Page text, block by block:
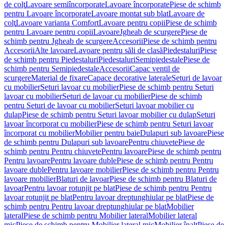
de colţLavoare semiîncorporateLavoare încorporatePiese de schimb
pentru Lavoare încorporateLavoare montat sub blatLavoare de
colţLavoare varianta ComfortLavoare pentru copiiPiese de schimb
pentru Lavoare pentru copiiLavoareJgheab de scurgerePiese de
schimb pentru Jgheab de scurgereAccesoriiPiese de schimb pentru
AccesoriiAlte lavoareLavoare pentru săli de clasăPiedestaluriPiese
de schimb pentru PiedestaluriPiedestaluriSemipiedestalePiese de
schimb pentru SemipiedestaleAccesoriiCapac ventil de
scurgereMaterial de fixareCapace decorative lateraleSeturi de lavoar
cu mobilierSeturi lavoar cu mobilierPiese de schimb pentru Seturi
lavoar cu mobilierSeturi de lavoar cu mobilierPiese de schimb
pentru Seturi de lavoar cu mobilierSeturi lavoar mobilier cu
dulapPiese de schimb pentru Seturi lavoar mobilier cu dulapSeturi
lavoar încorporat cu mobilierPiese de schimb pentru Seturi lavoar
încorporat cu mobilierMobilier pentru baieDulapuri sub lavoarePiese
de schimb pentru Dulapuri sub lavoarePentru chiuvetePiese de
schimb pentru Pentru chiuvetePentru lavoarePiese de schimb pentru
Pentru lavoarePentru lavoare dublePiese de schimb pentru Pentru
lavoare dublePentru lavoare mobilierPiese de schimb pentru Pentru
lavoare mobilierBlaturi de lavoarPiese de schimb pentru Blaturi de
lavoarPentru lavoar rotunjit pe blatPiese de schimb pentru Pentru
lavoar rotunjit pe blatPentru lavoar dreptunghiular pe blatPiese de
schimb pentru Pentru lavoar dreptunghiular pe blatMobilier
lateralPiese de schimb pentru Mobilier lateralMobilier lateral